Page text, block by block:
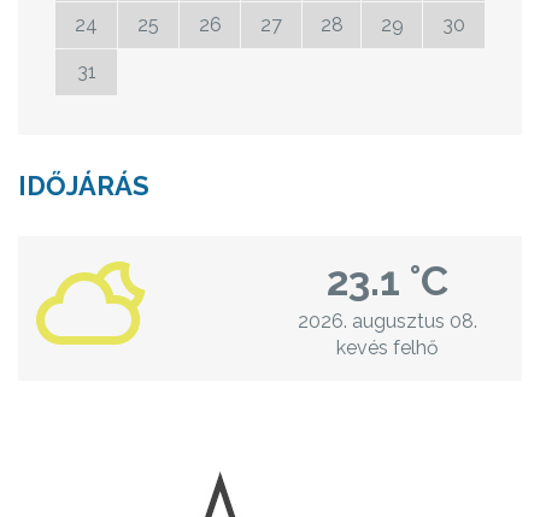
24 25 26 27 28 29 30
31
IDŐJÁRÁS
23.1 °C
2026. augusztus 08.
kevés felhő